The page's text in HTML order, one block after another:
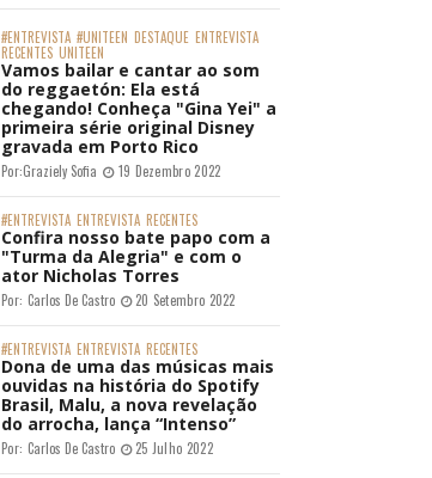
#ENTREVISTA #UNITEEN DESTAQUE ENTREVISTA
RECENTES UNITEEN
Vamos bailar e cantar ao som
do reggaetón: Ela está
chegando! Conheça "Gina Yei" a
primeira série original Disney
gravada em Porto Rico
Por:Graziely Sofia 19 Dezembro 2022
#ENTREVISTA ENTREVISTA RECENTES
Confira nosso bate papo com a
"Turma da Alegria" e com o
ator Nicholas Torres
Por: Carlos De Castro 20 Setembro 2022
#ENTREVISTA ENTREVISTA RECENTES
Dona de uma das músicas mais
ouvidas na história do Spotify
Brasil, Malu, a nova revelação
do arrocha, lança “Intenso”
Por: Carlos De Castro 25 Julho 2022